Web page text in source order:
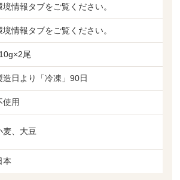
境情報タブをご覧ください。
境情報タブをご覧ください。
尾
造日より「冷凍」90日
使用
麦、大豆
本